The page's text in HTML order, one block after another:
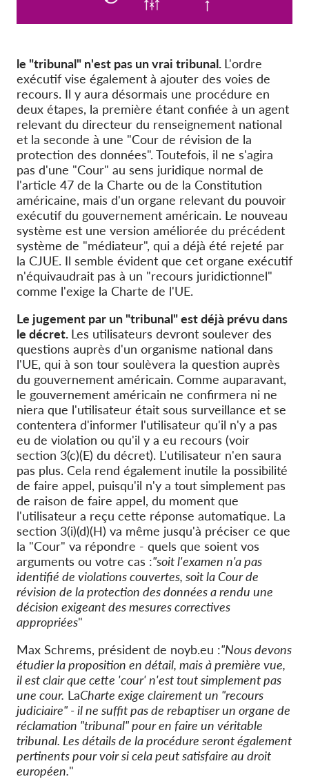
le "tribunal" n'est pas un vrai tribunal. L'ordre
exécutif vise également à ajouter des voies de
recours. Il y aura désormais une procédure en
deux étapes, la première étant confiée à un agent
relevant du directeur du renseignement national
et la seconde à une "Cour de révision de la
protection des données". Toutefois, il ne s'agira
pas d'une "Cour" au sens juridique normal de
l'article 47 de la Charte ou de la Constitution
américaine, mais d'un organe relevant du pouvoir
exécutif du gouvernement américain. Le nouveau
système est une version améliorée du précédent
système de "médiateur", qui a déjà été rejeté par
la CJUE. Il semble évident que cet organe exécutif
n'équivaudrait pas à un "recours juridictionnel"
comme l'exige la Charte de l'UE.
Le jugement par un "tribunal" est déjà prévu dans
le décret. Les utilisateurs devront soulever des
questions auprès d'un organisme national dans
l'UE, qui à son tour soulèvera la question auprès
du gouvernement américain. Comme auparavant,
le gouvernement américain ne confirmera ni ne
niera que l'utilisateur était sous surveillance et se
contentera d'informer l'utilisateur qu'il n'y a pas
eu de violation ou qu'il y a eu recours (voir
section 3(c)(E) du décret). L'utilisateur n'en saura
pas plus. Cela rend également inutile la possibilité
de faire appel, puisqu'il n'y a tout simplement pas
de raison de faire appel, du moment que
l'utilisateur a reçu cette réponse automatique. La
section 3(i)(d)(H) va même jusqu'à préciser ce que
la "Cour" va répondre - quels que soient vos
arguments ou votre cas :"soit l'examen n'a pas
identifié de violations couvertes, soit la Cour de
révision de la protection des données a rendu une
décision exigeant des mesures correctives
appropriées"
Max Schrems, président de noyb.eu :"Nous devons
étudier la proposition en détail, mais à première vue,
il est clair que cette 'cour' n'est tout simplement pas
une cour. LaCharte exige clairement un "recours
judiciaire" - il ne suffit pas de rebaptiser un organe de
réclamation "tribunal" pour en faire un véritable
tribunal. Les détails de la procédure seront également
pertinents pour voir si cela peut satisfaire au droit
européen."